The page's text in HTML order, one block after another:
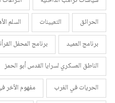
الحرائق
التعيينات السلم
برنامج العميد
برنامج المحفل
الناطق العسكري لسرايا القدس أبو الحمز
الحريات في الغرب
مفهوم الأخر